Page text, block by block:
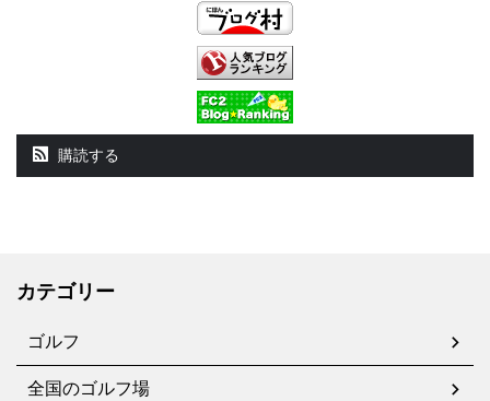
購読する
カテゴリー
ゴルフ
全国のゴルフ場